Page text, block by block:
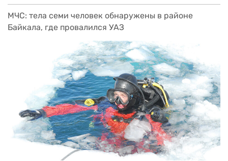
МЧС: тела семи человек обнаружены в районе
Байкала, где провалился УАЗ